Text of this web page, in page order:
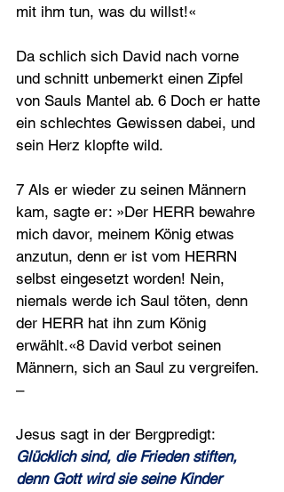
mit ihm tun, was du willst!«
Da schlich sich David nach vorne
und schnitt unbemerkt einen Zipfel
von Sauls Mantel ab. 6 Doch er hatte
ein schlechtes Gewissen dabei, und
sein Herz klopfte wild.
7 Als er wieder zu seinen Männern
kam, sagte er: »Der HERR bewahre
mich davor, meinem König etwas
anzutun, denn er ist vom HERRN
selbst eingesetzt worden! Nein,
niemals werde ich Saul töten, denn
der HERR hat ihn zum König
erwählt.«8 David verbot seinen
Männern, sich an Saul zu vergreifen.
–
Jesus sagt in der Bergpredigt:
Glücklich sind, die Frieden stiften,
denn Gott wird sie seine Kinder